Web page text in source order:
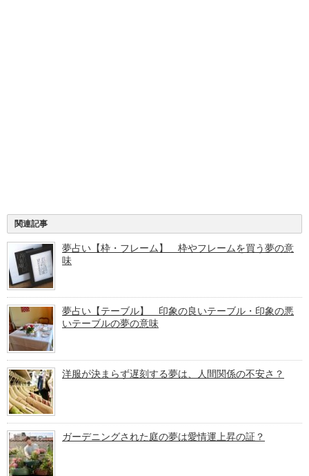
関連記事
夢占い【枠・フレーム】 枠やフレームを買う夢の意
味
夢占い【テーブル】 印象の良いテーブル・印象の悪
いテーブルの夢の意味
洋服が決まらず遅刻する夢は、人間関係の不安さ？
ガーデニングされた庭の夢は愛情運上昇の証？